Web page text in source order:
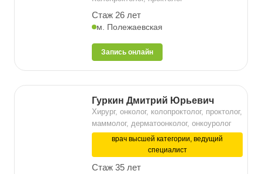
Стаж 26 лет
м. Полежаевская
Запись онлайн
Гуркин Дмитрий Юрьевич
Хирург, онколог, колопроктолог, проктолог,
маммолог, дерматоонколог, онкоуролог
врач высшей категории, ведущий
специалист
Стаж 35 лет